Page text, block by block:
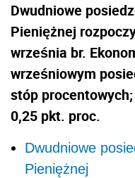
Dwudniowe
Pieniężnej
września br.
wrześniowym
stóp
0,25 pkt. proc.
Dwudniowe
Pieniężnej